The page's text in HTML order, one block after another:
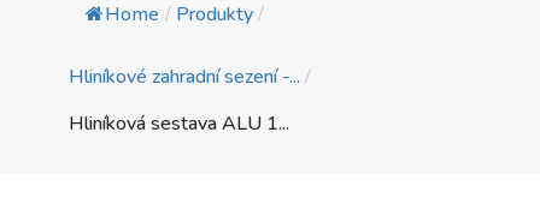
Home / Produkty/
Hliníkové zahradní sezení -... /
Hliníková sestava ALU 1...